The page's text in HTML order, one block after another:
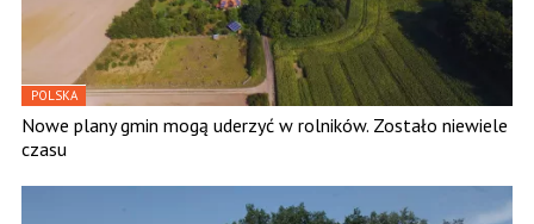
POLSKA
Nowe plany gmin mogą uderzyć w rolników. Zostało niewiele
czasu